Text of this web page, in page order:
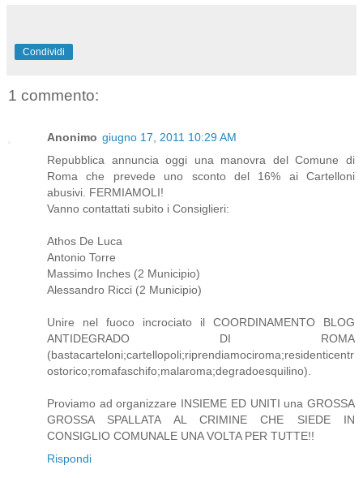
Condividi
1 commento:
Anonimo giugno 17, 2011 10:29 AM
Repubblica annuncia oggi una manovra del Comune di
Roma che prevede uno sconto del 16% ai Cartelloni
abusivi. FERMIAMOLI!
Vanno contattati subito i Consiglieri:
Athos De Luca
Antonio Torre
Massimo Inches (2 Municipio)
Alessandro Ricci (2 Municipio)
Unire nel fuoco incrociato il COORDINAMENTO BLOG
ANTIDEGRADO DI ROMA
(bastacarteloni;cartellopoli;riprendiamociroma;residenticentr
ostorico;romafaschifo;malaroma;degradoesquilino).
Proviamo ad organizzare INSIEME ED UNITI una GROSSA
GROSSA SPALLATA AL CRIMINE CHE SIEDE IN
CONSIGLIO COMUNALE UNA VOLTA PER TUTTE!!
Rispondi